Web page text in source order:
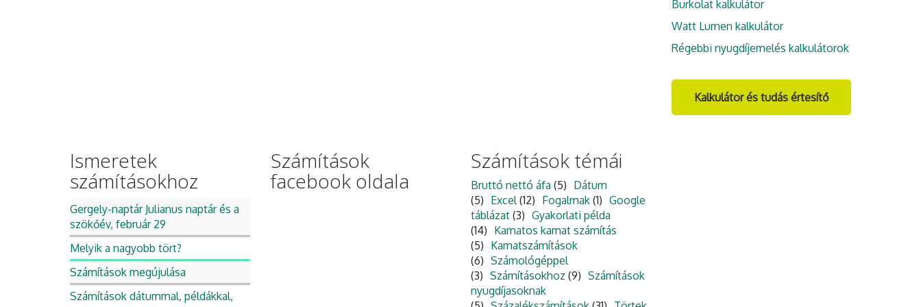
Burkolat kalkulátor
Watt Lumen kalkulátor
Régebbi nyugdíjemelés kalkulátorok
Kalkulátor és tudás értesítő
Ismeretek
számításokhoz
Gergely-naptár Julianus naptár és a
szökőév, február 29
Melyik a nagyobb tört?
Számítások megújulása
Számítások dátummal, példákkal,
Számítások
facebook oldala
Számítások témái
Bruttó nettó áfa (5) Dátum
(5) Excel(12) Fogalmak (1) Google
táblázat (3) Gyakorlati példa
(14) Kamatos kamat számítás
(5) Kamatszámítások
(6) Számológéppel
(3) Számításokhoz (9) Számítások
nyugdíjasoknak